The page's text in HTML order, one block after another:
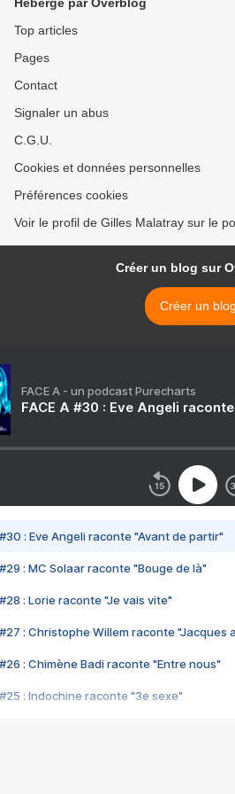
Top articles
Pages
Contact
Signaler un abus
C.G.U.
Cookies et données personnelles
Préférences cookies
Voir le profil de Gilles Malatray sur le
Créer un blog sur
Créer un blog
FACE A - un podcast Purecharts
FACE A #30 : Eve Angeli
#30 : Eve Angeli raconte "Avant de partir"
#29 : MC Solaar raconte "Bouge de là"
#28 : Lorie raconte "Je vais vite"
#27 : Christophe Willem raconte "Jacques
#26 : Chimène Badi raconte "Entre nous"
#25 : Indochine raconte "3e sexe"